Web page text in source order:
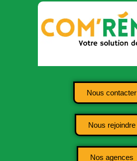
Nous contacter
Nous rejoindre
Nos agences